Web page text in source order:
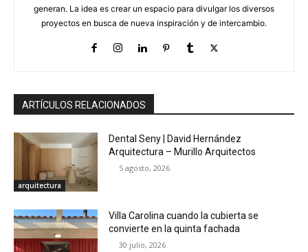
generan. La idea es crear un espacio para divulgar los diversos
proyectos en busca de nueva inspiración y de intercambio.
ARTÍCULOS RELACIONADOS
arquitectura
Dental Seny | David Hernández
Arquitectura – Murillo Arquitectos
5 agosto, 2026
Villa Carolina cuando la cubierta se
convierte en la quinta fachada
30 julio, 2026